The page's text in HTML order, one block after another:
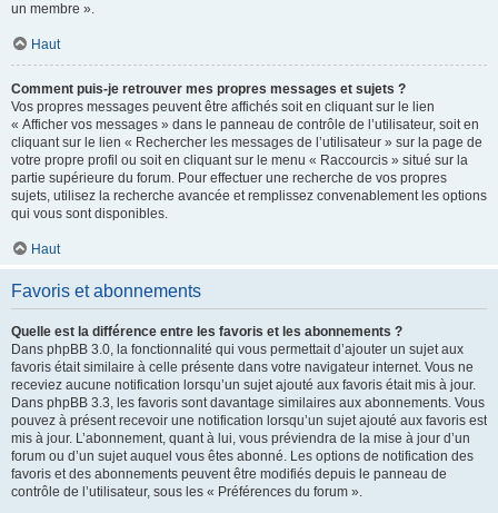
un membre ».
Haut
Comment puis-je retrouver mes propres messages et sujets ?
Vos propres messages peuvent être affichés soit en cliquant sur le lien
« Afficher vos messages » dans le panneau de contrôle de l’utilisateur, soit en
cliquant sur le lien « Rechercher les messages de l’utilisateur » sur la page de
votre propre profil ou soit en cliquant sur le menu « Raccourcis » situé sur la
partie supérieure du forum. Pour effectuer une recherche de vos propres
sujets, utilisez la recherche avancée et remplissez convenablement les options
qui vous sont disponibles.
Haut
Favoris et abonnements
Quelle est la différence entre les favoris et les abonnements ?
Dans phpBB 3.0, la fonctionnalité qui vous permettait d’ajouter un sujet aux
favoris était similaire à celle présente dans votre navigateur internet. Vous ne
receviez aucune notification lorsqu’un sujet ajouté aux favoris était mis à jour.
Dans phpBB 3.3, les favoris sont davantage similaires aux abonnements. Vous
pouvez à présent recevoir une notification lorsqu’un sujet ajouté aux favoris est
mis à jour. L’abonnement, quant à lui, vous préviendra de la mise à jour d’un
forum ou d’un sujet auquel vous êtes abonné. Les options de notification des
favoris et des abonnements peuvent être modifiés depuis le panneau de
contrôle de l’utilisateur, sous les « Préférences du forum ».